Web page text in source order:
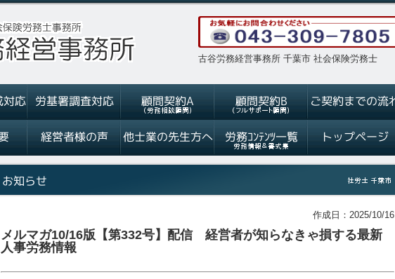
古谷労務経営事務所 千葉市 社会保険労務士
作成日：2025/10/16
メルマガ10/16版【第332号】配信 経営者が知らなきゃ損する最新
人事労務情報